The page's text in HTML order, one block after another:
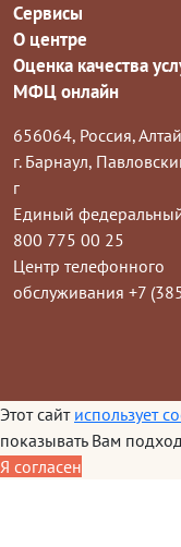
Сервисы
О центре
Оценка качества
МФЦ онлайн
656064, Россия,
г. Барнаул,
г
Единый
800 775 00 25
Центр телефонного
обслуживания +7
Этот сайт использует
показывать Вам
Я согласен